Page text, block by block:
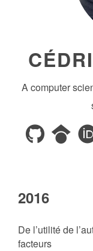
A computer
2016
De l’utilité de
facteurs